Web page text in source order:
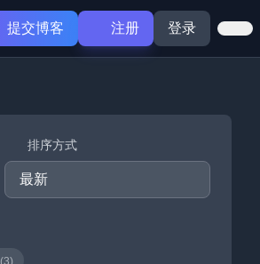
提交博客 注册 登录
排序方式
(3)